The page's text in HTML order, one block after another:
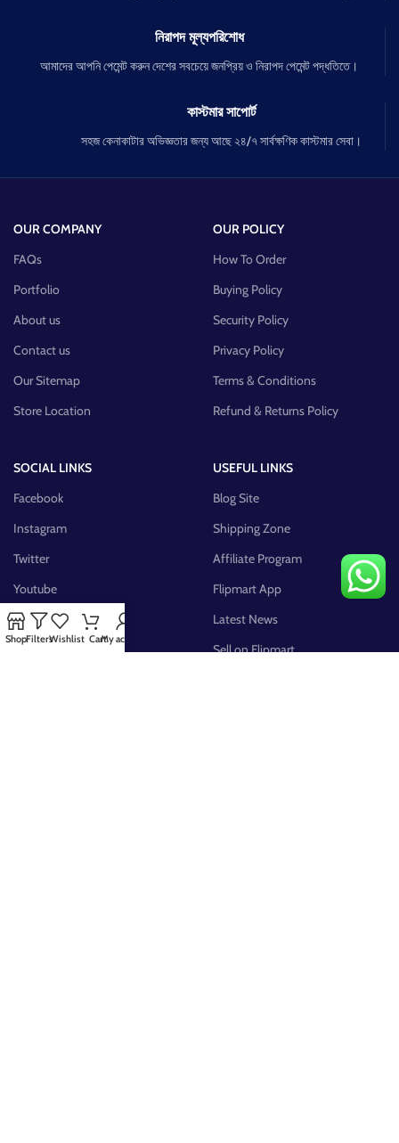
নিরাপদ মূল্যপরিশোধ
আমাদের আপনি পেমেন্ট করুন দেশের সবচেয়ে জনপ্রিয় ও নিরাপদ পেমেন্ট পদ্ধতিতে।
কাস্টমার সাপোর্ট
সহজ কেনাকাটার অভিজ্ঞতার জন্য আছে ২৪/৭ সার্বক্ষণিক কাস্টমার সেবা।
OUR COMPANY
FAQs
Portfolio
About us
Contact us
Our Sitemap
Store Location
OUR POLICY
How To Order
Buying Policy
Security Policy
Privacy Policy
Terms & Conditions
Refund & Returns Policy
SOCIAL LINKS
Facebook
Instagram
Twitter
Youtube
Pinterest
FB Group
USEFUL LINKS
Blog Site
Shipping Zone
Affiliate Program
Flipmart App
Latest News
Sell on Flipmart
ShopFiltersWishlist CartMy account